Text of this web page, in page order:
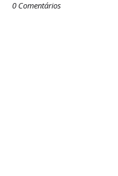
0 Comentários